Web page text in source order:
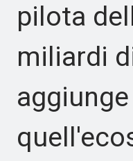
pilota
miliardi